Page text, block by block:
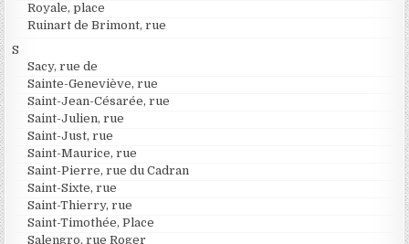
Royale, place
Ruinart de Brimont, rue
S
Sacy, rue de
Sainte-Geneviève, rue
Saint-Jean-Césarée, rue
Saint-Julien, rue
Saint-Just, rue
Saint-Maurice, rue
Saint-Pierre, rue du Cadran
Saint-Sixte, rue
Saint-Thierry, rue
Saint-Timothée, Place
Salengro, rue Roger